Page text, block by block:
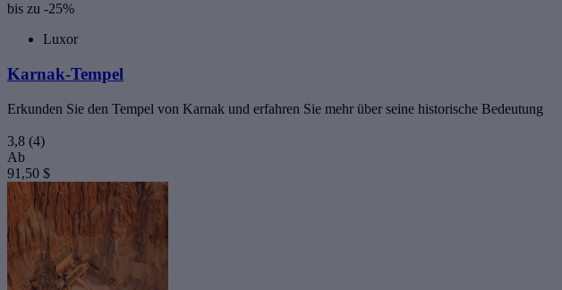
bis zu -25%
Luxor
Karnak-Tempel
Erkunden Sie den Tempel von Karnak und erfahren Sie mehr über seine historische Bedeutung
3,8 (4)
Ab
91,50 $